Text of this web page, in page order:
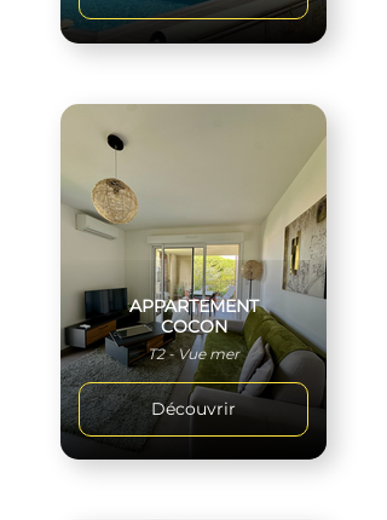
APPARTEMENT
COCON
T2 - Vue mer
Découvrir